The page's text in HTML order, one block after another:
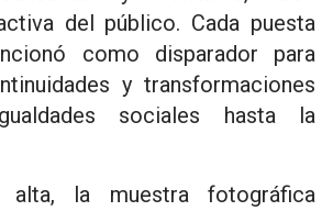
del público. Cada puesta
como disparador para
y transformaciones
sociales hasta la
la muestra fotográfica